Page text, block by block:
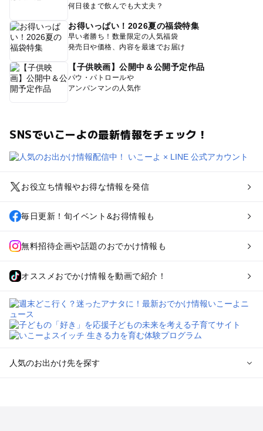
何日後まで飲んでも大丈夫？
お得いっぱい！2026夏の福袋特集
早い者勝ち！数量限定の人気福袋
発売日や価格、内容を最速でお届け
【子供映画】公開中＆公開予定作品
パウ・パトロールや
アンパンマンの人気作
SNSでいこーよの最新情報をチェック！
お役立ち情報やお得な情報を発信
毎日更新！旬イベント&お得情報も
無料招待企画や話題のおでかけ情報も
オススメおでかけ情報を動画で紹介！
人気のお出かけ先を探す